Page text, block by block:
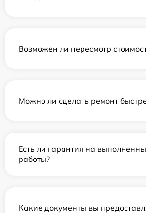
Возможен ли пересмотр
Можно ли сделать ремонт
Есть ли гарантия на
работы?
Какие документы вы